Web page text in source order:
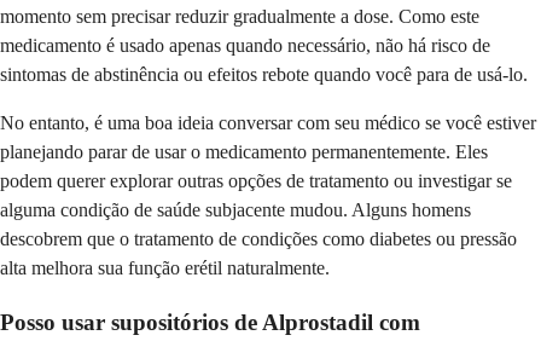
momento sem precisar reduzir gradualmente a dose. Como este
medicamento é usado apenas quando necessário, não há risco de
sintomas de abstinência ou efeitos rebote quando você para de usá-lo.
No entanto, é uma boa ideia conversar com seu médico se você estiver
planejando parar de usar o medicamento permanentemente. Eles
podem querer explorar outras opções de tratamento ou investigar se
alguma condição de saúde subjacente mudou. Alguns homens
descobrem que o tratamento de condições como diabetes ou pressão
alta melhora sua função erétil naturalmente.
Posso usar supositórios de Alprostadil com